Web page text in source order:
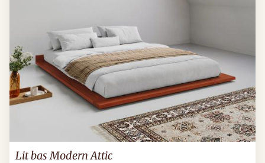
Lit bas Modern Attic